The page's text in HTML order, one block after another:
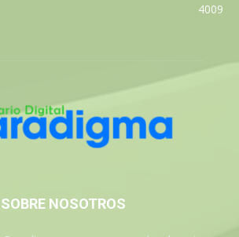
4009
SOBRE NOSOTROS